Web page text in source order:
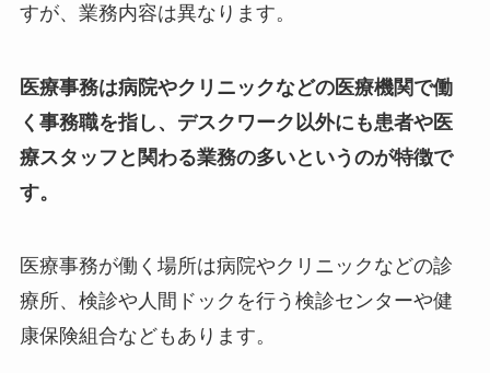
すが、業務内容は異なります。
医療事務は病院やクリニックなどの医療機関で働
く事務職を指し、デスクワーク以外にも患者や医
療スタッフと関わる業務の多いというのが特徴で
す。
医療事務が働く場所は病院やクリニックなどの診
療所、検診や人間ドックを行う検診センターや健
康保険組合などもあります。